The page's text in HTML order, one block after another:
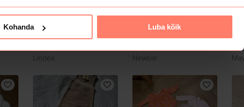
Kohanda Luba kõik
Lindex
Newbie